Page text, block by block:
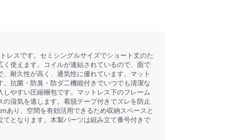
レスです。セミシングルサイズでショート丈のた
く使えます。コイルが連結されているので、面で
耐久性が高く、通気性に優れています。マット
抗菌・防臭・防ダ二機能付きでいつでも清潔な
やすい圧縮梱包です。マットレス下のフレーム
湿気を逃します。着脱テープ付きでズレを防止
あり、空間を有効活用できるため収納スペースと
てとなります。木製パーツは組み立て番号付きで